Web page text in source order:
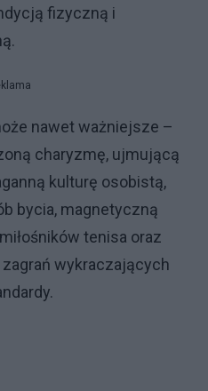
fizyczną i
nawet ważniejsze –
charyzmę, ujmującą
kulturę osobistą,
bycia, magnetyczną
tenisa oraz
wykraczających